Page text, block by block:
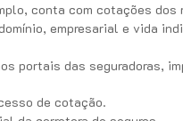
conta com cotações dos
empresarial e vida
portais das seguradoras,
de cotação.